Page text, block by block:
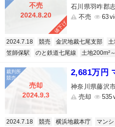
不売
2024.8.20
値下げ
石川県羽咋郡
不売
63
2024.7.18 競売 金沢地裁七尾支部 土
笠師保駅
のと鉄道七尾線 土地200m²～
売却
2024.9.3
2,681万円
神奈川県藤沢
売却
535
2024.7.18 競売 横浜地裁本庁 マン